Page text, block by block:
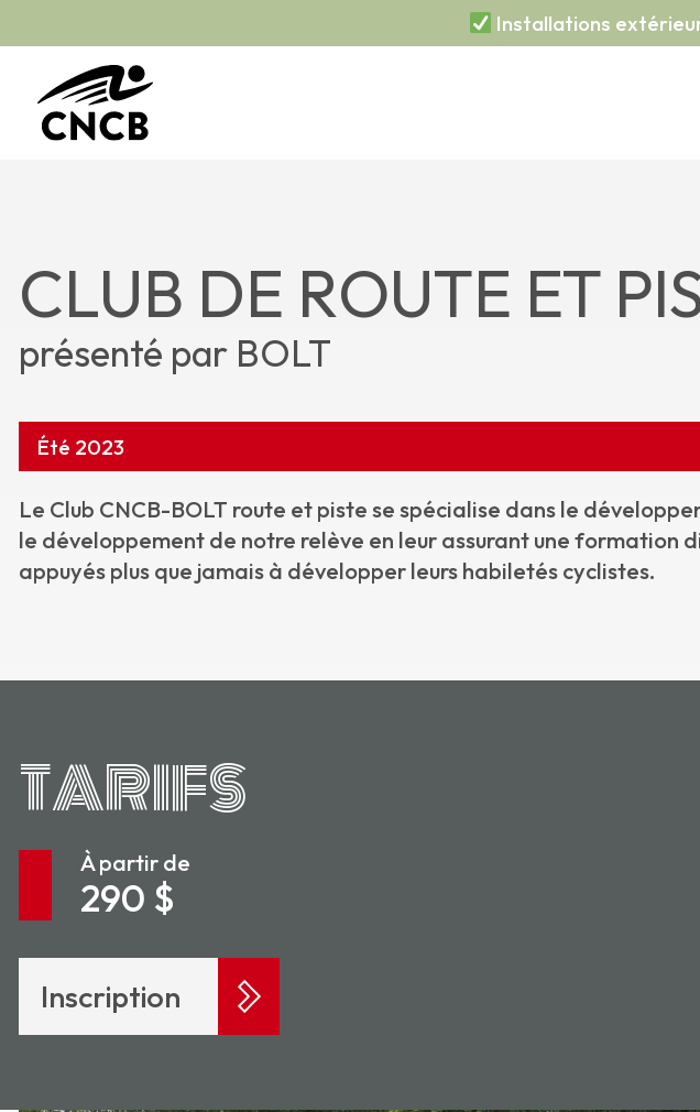
Installations
CLUB DE ROUTE ET
présenté par BOLT
Été 2023
Le Club CNCB-BOLT route et piste se spécialise dans le
le développement de notre relève en leur assurant une formation
appuyés plus que jamais à développer leurs habiletés cyclistes.
TARIFS
À partir de
290 $
Inscription